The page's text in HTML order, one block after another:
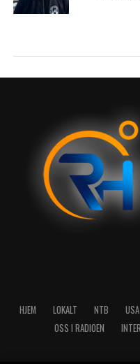
HJEM LOKALT NTB USA
OSS I RADIOEN